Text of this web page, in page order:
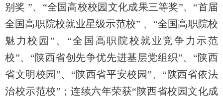
别奖 ”、“全国高校校园文化成果三等奖”、“首届
全国高职院校就业星级示范校” 、“全国高职院校
魅力校园”、“全国高职院校就业竞争力示范
校”、“陕西省创先争优先进基层党组织”、“陕西
省文明校园”、“陕西省平安校园”、“陕西省依法
治校示范校”；连续六年荣获“陕西省校园文化成